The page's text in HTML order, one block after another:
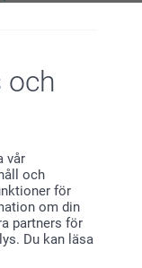
och
vår
och
för
om din
partners för
Du kan läsa
om